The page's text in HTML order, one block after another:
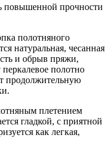
повышенной прочности
полотняного
натуральная, чесанная
и обрыв пряжи,
полотно
продолжительную
плетением
гладкой, с приятной
как легкая,